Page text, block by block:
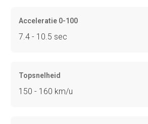
Acceleratie 0-100
7.4 - 10.5 sec
Topsnelheid
150 - 160 km/u